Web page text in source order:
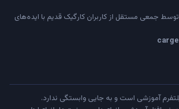
توسط جمعی مستقل از کاربران کارگیک قدیم با ایده‌های
آموزشی است و به جایی وابستگی ندارد.